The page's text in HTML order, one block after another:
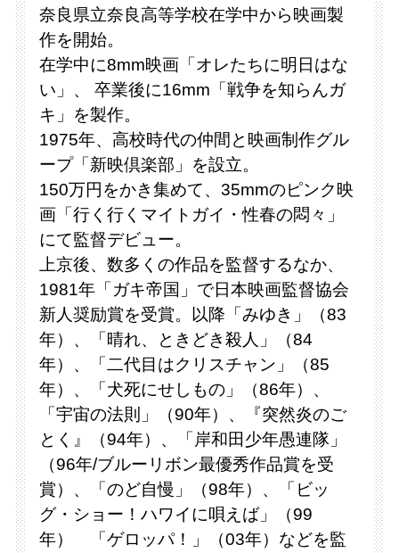
奈良県立奈良高等学校在学中から映画製
作を開始。
在学中に8mm映画「オレたちに明日はな
い」、 卒業後に16mm「戦争を知らんガ
キ」を製作。
1975年、高校時代の仲間と映画制作グル
ープ「新映倶楽部」を設立。
150万円をかき集めて、35mmのピンク映
画「行く行くマイトガイ・性春の悶々」
にて監督デビュー。
上京後、数多くの作品を監督するなか、
1981年「ガキ帝国」で日本映画監督協会
新人奨励賞を受賞。以降「みゆき」（83
年）、「晴れ、ときどき殺人」（84
年）、「二代目はクリスチャン」（85
年）、「犬死にせしもの」（86年）、
「宇宙の法則」（90年）、『突然炎のご
とく』（94年）、「岸和田少年愚連隊」
（96年/ブルーリボン最優秀作品賞を受
賞）、「のど自慢」（98年）、「ビッ
グ・ショー！ハワイに唄えば」（99
年） 「ゲロッパ！」（03年）などを監